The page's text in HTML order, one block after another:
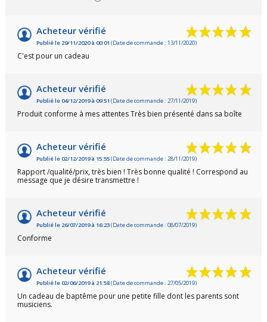
Acheteur vérifié
Publié le 29/11/2020 à 00:01 (Date de commande : 13/11/2020)
C'est pour un cadeau
Acheteur vérifié
Publié le 04/12/2019 à 09:51 (Date de commande : 27/11/2019)
Produit conforme à mes attentes Très bien présenté dans sa boîte
Acheteur vérifié
Publié le 02/12/2019 à 15:55(Date de commande : 28/11/2019)
Rapport /qualité/prix, très bien ! Très bonne qualité ! Correspond au
message que je désire transmettre !
Acheteur vérifié
Publié le 26/07/2019 à 16:23(Date de commande : 08/07/2019)
Conforme
Acheteur vérifié
Publié le 02/06/2019 à 21:58(Date de commande : 27/05/2019)
Un cadeau de baptême pour une petite fille dont les parents sont
musiciens.